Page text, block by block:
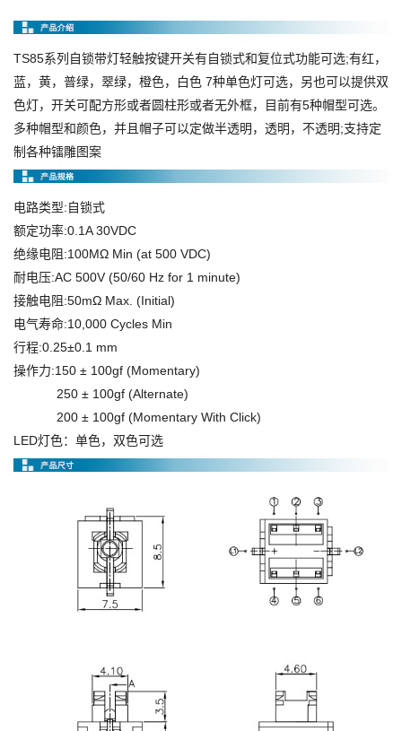
TS85系列 自锁带灯轻触按键开关有自锁式和复位式功能可选;有红，
蓝，黄，普绿，翠绿，橙色，白色 7种单色灯可选，另也可以提供双
色灯，开关可配方形或者圆柱形或者无外框，目前有5种帽型可选。
多种帽型和颜色，并且帽子可以定做半透明，透明，不透明;支持定
制各种镭雕图案
电路类型:自锁式
额定功率:0.1A 30VDC
绝缘电阻:100MΩ Min (at 500 VDC)
耐电压:AC 500V (50/60 Hz for 1 minute)
接触电阻:50mΩ Max. (Initial)
电气寿命:10,000 Cycles Min
行程:0.25±0.1 mm
操作力:150 ± 100gf (Momentary)
250 ± 100gf (Alternate)
200 ± 100gf (Momentary With Click)
LED灯色：单色，双色可选